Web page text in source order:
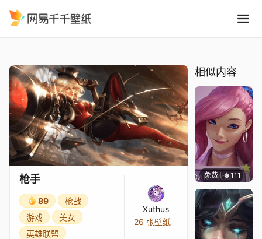
枪手
89
枪战
游戏
美女
英雄联盟
Xuthus
26 张壁纸
相似内容
免费 111